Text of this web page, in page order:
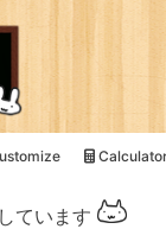
ています